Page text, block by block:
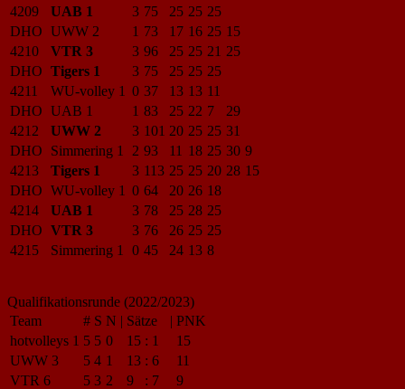
4209
UAB 1 3 75 25 25 25
DHO UWW 2 1 73 17 16 25 15
4210
VTR 3 3 96 25 25 21 25
DHO Tigers 1 3 75 25 25 25
4211
WU-volley 1 0 37 13 13 11
DHO UAB 1 1 83 25 22 7
29
4212
UWW 2 3 101 20 25 25 31
DHO
Simmering 1 2 93 11 18 25 30 9
4213
Tigers 1 3 113 25 25 20 28 15
DHO WU-volley 1 0 64 20 26 18
4214
UAB 1 3 78 25 28 25
DHO VTR 3 3 76 26 25 25
4215
Simmering 1 0 45 24 13 8
Qualifikationsrunde (2022/2023)
Team
# S N | Sätze | PNK
hotvolleys 1 5 5 0 15 : 1
15
UWW 3
5 4 1 13 : 6
11
VTR 6
5 3 2 9 : 7
9